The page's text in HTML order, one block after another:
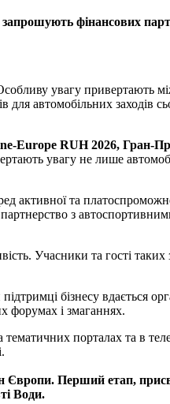
фінансових
увагу привертають
автомобільних заходів
Europe RUH 2026, Гран-
увагу не лише
активної та
з
Учасники та гості таких
бізнесу вдається
форумах і змаганнях.
порталах та в
Європи. Перший етап,
Води.